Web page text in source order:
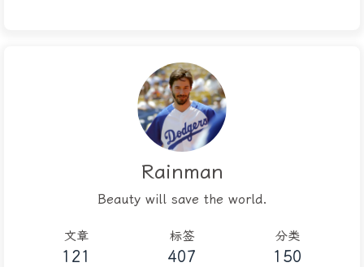
Rainman
Beauty will save the world.
文章
121
标签
407
分类
150